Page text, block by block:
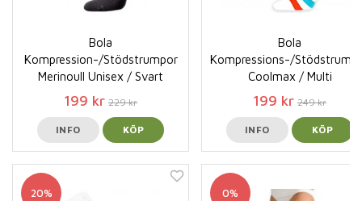
Bola
Kompression-/Stödstrumpor
Merinoull Unisex / Svart
199 kr 229 kr
INFO KÖP
Bola
Kompressions-/
Coolmax / Multi
199 kr 249 kr
INFO KÖP
20% 0%